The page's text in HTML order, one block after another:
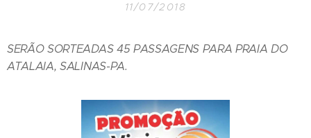
11/07/2018
SERÃO SORTEADAS 45 PASSAGENS PARA PRAIA DO
ATALAIA, SALINAS-PA.